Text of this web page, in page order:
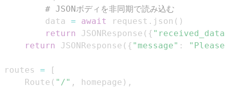
# JSONボディを非同期で読み込む
        data
= await request . json ( )
return
JSONResponse ( { "received_data"
return
JSONResponse ( { "message" : "Please
routes =
[
    Route
( "/" , homepage ) ,